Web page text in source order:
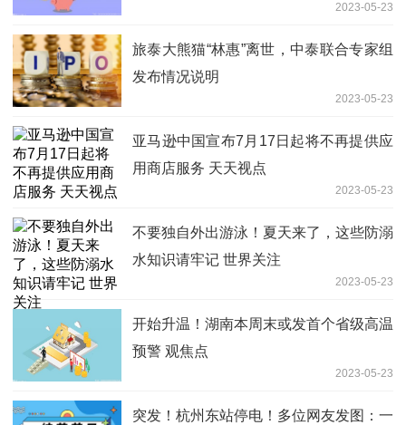
2023-05-23
旅泰大熊猫“林惠”离世，中泰联合专家组
发布情况说明
2023-05-23
亚马逊中国宣布7月17日起将不再提供应
用商店服务 天天视点
2023-05-23
不要独自外出游泳！夏天来了，这些防溺
水知识请牢记 世界关注
2023-05-23
开始升温！湖南本周末或发首个省级高温
预警 观焦点
2023-05-23
突发！杭州东站停电！多位网友发图：一